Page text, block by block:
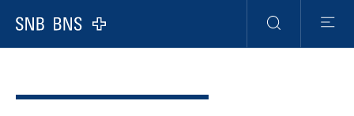
Logo
Navigation
Ricerca Menu